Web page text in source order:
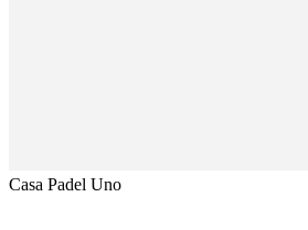
Casa Padel Uno